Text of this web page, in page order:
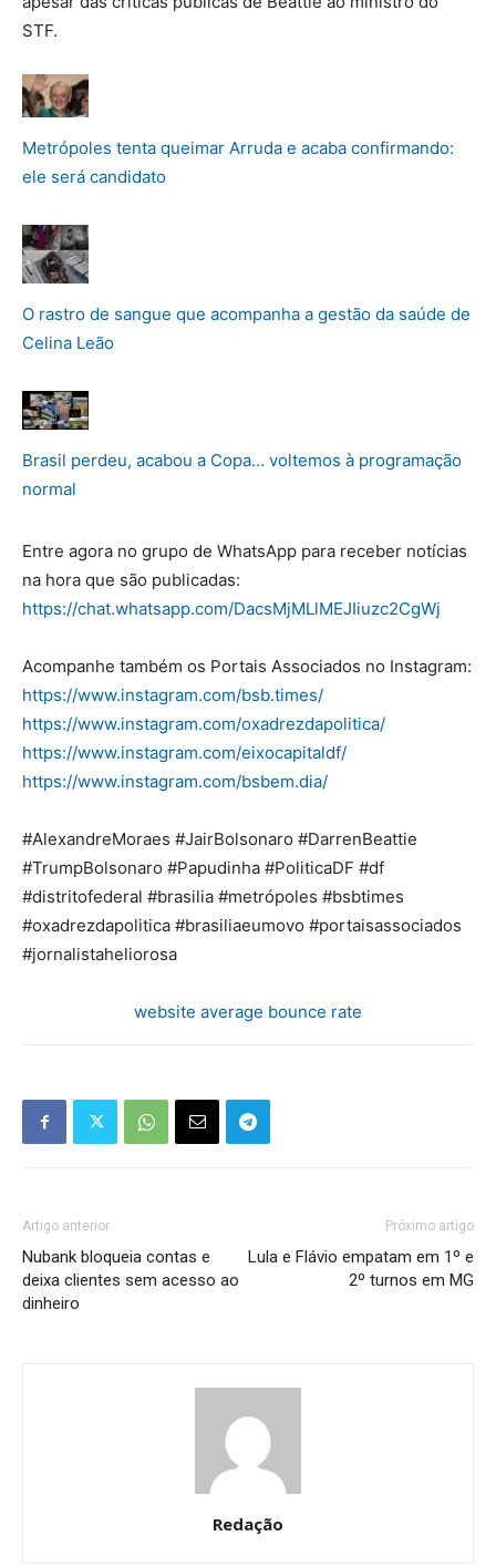
STF.
Metrópoles tenta queimar Arruda e acaba confirmando:
ele será candidato
O rastro de sangue que acompanha a gestão da saúde de
Celina Leão
Brasil perdeu, acabou a Copa… voltemos à programação
normal
Entre agora no grupo de WhatsApp para receber notícias
na hora que são publicadas:
https://chat.whatsapp.com/DacsMjMLlMEJIiuzc2CgWj
Acompanhe também os Portais Associados no Instagram:
https://www.instagram.com/bsb.times/
https://www.instagram.com/oxadrezdapolitica/
https://www.instagram.com/eixocapitaldf/
https://www.instagram.com/bsbem.dia/
#AlexandreMoraes #JairBolsonaro #DarrenBeattie
#TrumpBolsonaro #Papudinha #PoliticaDF #df
#distritofederal #brasilia #metrópoles #bsbtimes
#oxadrezdapolitica #brasiliaeumovo #portaisassociados
#jornalistaheliorosa
website average bounce rate
Artigo anterior
Nubank bloqueia contas e
deixa clientes sem acesso ao
dinheiro
Próximo artigo
Lula e Flávio empatam em 1º e
2º turnos em MG
Redação